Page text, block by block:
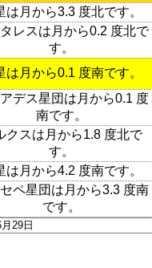
は月から3.3 度北です。
レスは月から0.2 度北で
す。
は月から0.1 度南です。
デス星団は月から0.1 度
南です。
クスは月から1.8 度北で
す。
は月から4.2 度南です。
ペ星団は月から3.3 度南
です。
29日